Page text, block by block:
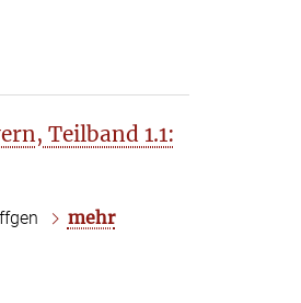
Teilband 1.1:
mehr